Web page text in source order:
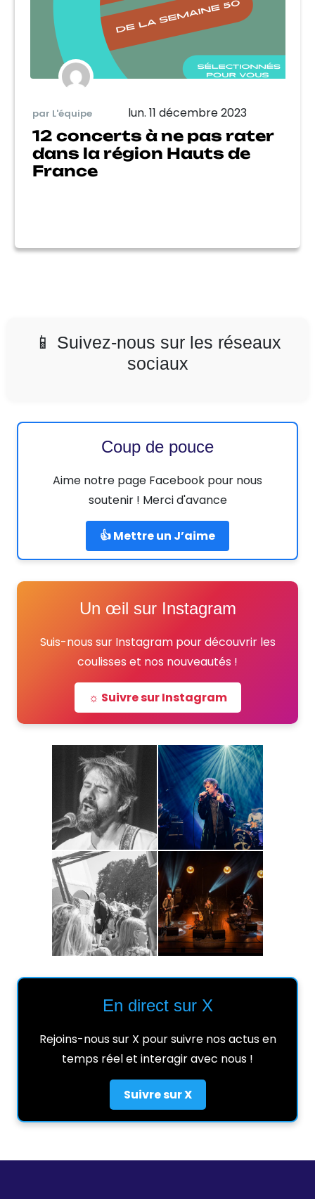
par L'équipe lun. 11 décembre 2023
12 concerts à ne pas rater
dans la région Hauts de
France
📱 Suivez-nous sur les réseaux
sociaux
Coup de pouce
Aime notre page Facebook pour nous
soutenir ! Merci d'avance
👍 Mettre un J’aime
Un œil sur Instagram
Suis-nous sur Instagram pour découvrir les
coulisses et nos nouveautés !
☼ Suivre sur Instagram
En direct sur X
Rejoins-nous sur X pour suivre nos actus en
temps réel et interagir avec nous !
Suivre sur X